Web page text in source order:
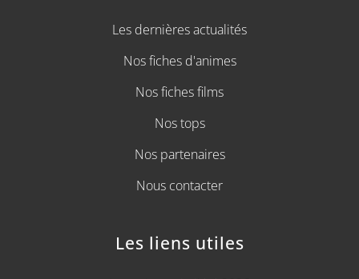
Les dernières actualités
Nos fiches d'animes
Nos fiches films
Nos tops
Nos partenaires
Nous contacter
Les liens utiles